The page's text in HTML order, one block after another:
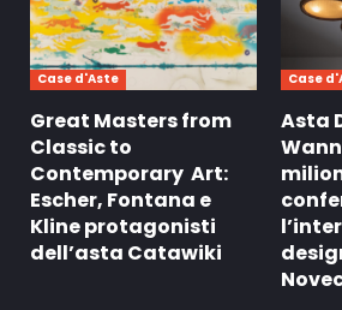
Case d'Aste
Great Masters from
Classic to
Contemporary Art:
Escher, Fontana e
Kline protagonisti
dell’asta Catawiki
Case
Asta